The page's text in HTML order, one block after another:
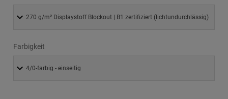
Farbigkeit